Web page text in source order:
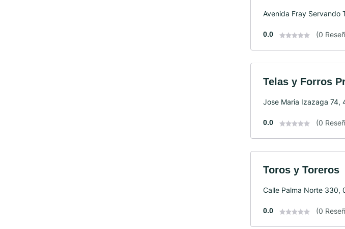
Avenida Fray Servando
0.0 (0
Telas y Forros
Jose Maria Izazaga 74,
0.0 (0
Toros y Toreros
Calle Palma Norte 330,
0.0 (0